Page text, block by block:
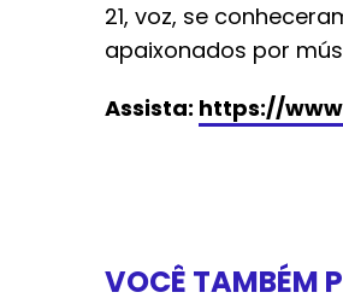
21, voz, se
apaixonados por
Assista: https://
VOCÊ TAMBÉM